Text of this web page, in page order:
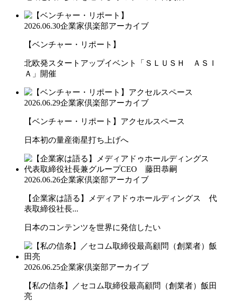
2026.06.30企業家倶楽部アーカイブ
【ベンチャー・リポート】
北欧発スタートアップイベント「ＳＬＵＳＨ ＡＳＩ
Ａ」開催
2026.06.29企業家倶楽部アーカイブ
【ベンチャー・リポート】アクセルスペース
日本初の量産衛星打ち上げへ
2026.06.26企業家倶楽部アーカイブ
【企業家は語る】メディアドゥホールディングス 代
表取締役社長...
日本のコンテンツを世界に発信したい
2026.06.25企業家倶楽部アーカイブ
【私の信条】／セコム取締役最高顧問（創業者）飯田
亮